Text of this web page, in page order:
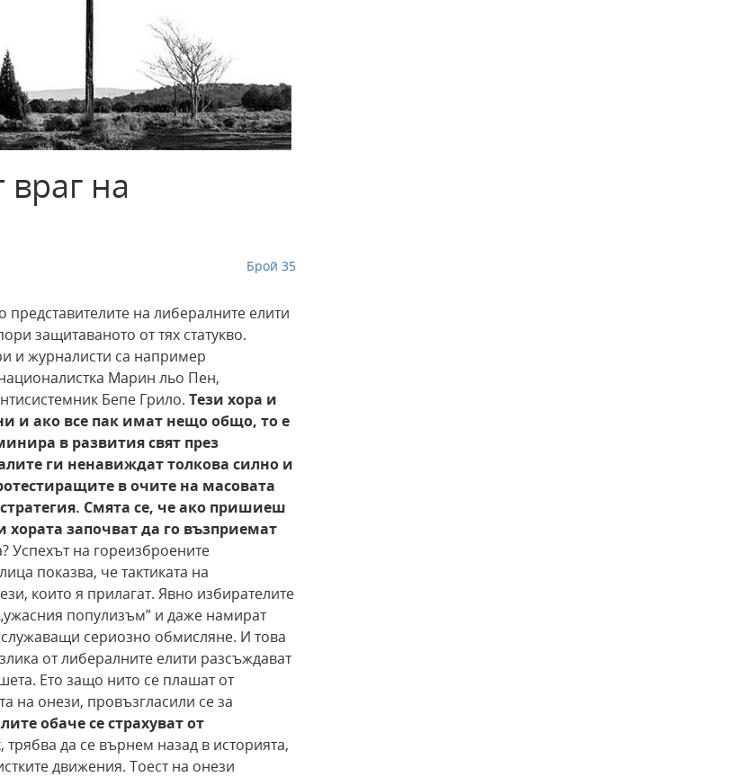
на
Брой 35
на либералните елити
защитаваното от тях статукво.
и журналисти са например
Марин льо Пен,
Бепе Грило. Тези хора и
и ако все пак имат нещо общо, то е
в развития свят през
ги ненавиждат толкова силно и
в очите на масовата
стратегия. Смята се, че ако пришиеш
хората започват да го възприемат
Успехът на гореизброените
показва, че тактиката на
които я прилагат. Явно избирателите
популизъм” и даже намират
сериозно обмисляне. И това
от либералните елити разсъждават
Ето защо нито се плашат от
на онези, провъзгласили се за
обаче се страхуват от
трябва да се върнем назад в историята,
движения. Тоест на онези